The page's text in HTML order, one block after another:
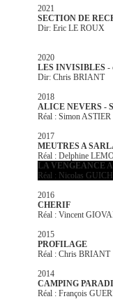
2021
SECTION DE
Dir: Eric LE ROUX
2020
LES INVISIBLES -
Dir: Chris BRIANT
2018
ALICE NEVERS -
Réal : Simon ASTIER
2017
MEUTRES A
Réal : Delphine
LA VENGEANCE
Réal : Nicolas
2016
CHERIF
Réal : Vincent
2015
PROFILAGE
Réal : Chris BRIANT
2014
CAMPING
Réal : François